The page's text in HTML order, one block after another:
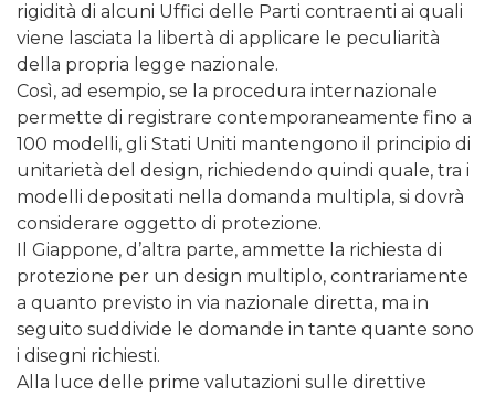
rigidità di alcuni Uffici delle Parti contraenti ai quali
viene lasciata la libertà di applicare le peculiarità
della propria legge nazionale.
Così, ad esempio, se la procedura internazionale
permette di registrare contemporaneamente fino a
100 modelli, gli Stati Uniti mantengono il principio di
unitarietà del design, richiedendo quindi quale, tra i
modelli depositati nella domanda multipla, si dovrà
considerare oggetto di protezione.
Il Giappone, d’altra parte, ammette la richiesta di
protezione per un design multiplo, contrariamente
a quanto previsto in via nazionale diretta, ma in
seguito suddivide le domande in tante quante sono
i disegni richiesti.
Alla luce delle prime valutazioni sulle direttive